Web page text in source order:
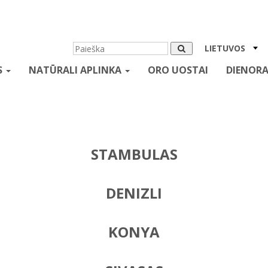
LIETUVOS
NATŪRALI APLINKA ORO UOSTAI
STAMBULAS
DENIZLI
KONYA